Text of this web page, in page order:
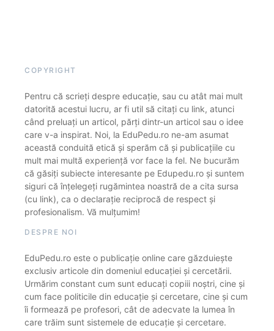
COPYRIGHT
Pentru că scrieți despre educație, sau cu atât mai mult
datorită acestui lucru, ar fi util să citați cu link, atunci
când preluați un articol, părți dintr-un articol sau o idee
care v-a inspirat. Noi, la EduPedu.ro ne-am asumat
această conduită etică și sperăm că și publicațiile cu
mult mai multă experiență vor face la fel. Ne bucurăm
că găsiți subiecte interesante pe Edupedu.ro și suntem
siguri că înțelegeți rugămintea noastră de a cita sursa
(cu link), ca o declarație reciprocă de respect și
profesionalism. Vă mulțumim!
DESPRE NOI
EduPedu.ro este o publicație online care găzduiește
exclusiv articole din domeniul educației și cercetării.
Urmărim constant cum sunt educați copiii noștri, cine și
cum face politicile din educație și cercetare, cine și cum
îi formează pe profesori, cât de adecvate la lumea în
care trăim sunt sistemele de educație și cercetare.